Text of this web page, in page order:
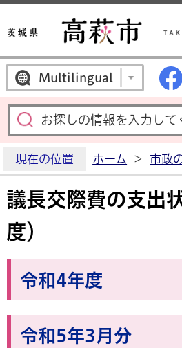
Multilingual
現在の位置 ホーム > 市政
議長交際費の支出
度）
令和4年度
令和5年3月分